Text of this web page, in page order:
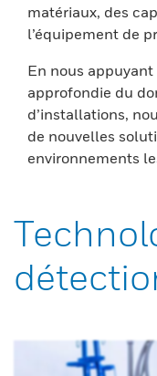
matériaux, des
l’équipement de
En nous
approfondie du
d’installations,
de nouvelles
environnements